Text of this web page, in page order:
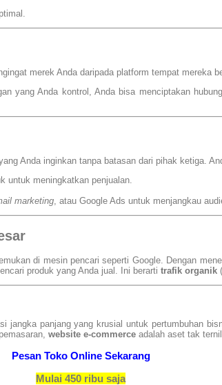
merek Anda daripada platform tempat mereka
yang Anda kontrol, Anda bisa menciptakan
Anda inginkan tanpa batasan dari pihak ketiga.
untuk meningkatkan penjualan.
marketing, atau Google Ads untuk menjangkau
di mesin pencari seperti Google. Dengan
produk yang Anda jual. Ini berarti trafik organik
jangka panjang yang krusial untuk pertumbuhan
website e-commerce adalah aset tak
Pesan Toko Online Sekarang
Mulai 450 ribu saja